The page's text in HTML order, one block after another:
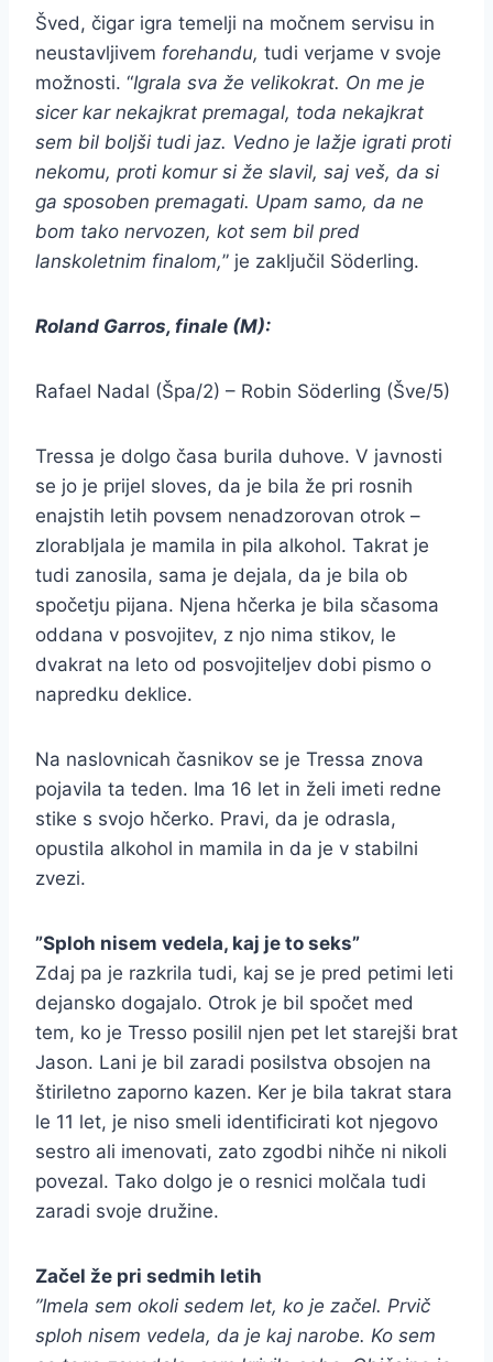
Šved, čigar igra temelji na močnem servisu in
neustavljivem forehandu, tudi verjame v svoje
možnosti. “Igrala sva že velikokrat. On me je
sicer kar nekajkrat premagal, toda nekajkrat
sem bil boljši tudi jaz. Vedno je lažje igrati proti
nekomu, proti komur si že slavil, saj veš, da si
ga sposoben premagati. Upam samo, da ne
bom tako nervozen, kot sem bil pred
lanskoletnim finalom,” je zaključil Söderling.
Roland Garros, finale (M):
Rafael Nadal (Špa/2) – Robin Söderling (Šve/5)
Tressa je dolgo časa burila duhove. V javnosti
se jo je prijel sloves, da je bila že pri rosnih
enajstih letih povsem nenadzorovan otrok –
zlorabljala je mamila in pila alkohol. Takrat je
tudi zanosila, sama je dejala, da je bila ob
spočetju pijana. Njena hčerka je bila sčasoma
oddana v posvojitev, z njo nima stikov, le
dvakrat na leto od posvojiteljev dobi pismo o
napredku deklice.
Na naslovnicah časnikov se je Tressa znova
pojavila ta teden. Ima 16 let in želi imeti redne
stike s svojo hčerko. Pravi, da je odrasla,
opustila alkohol in mamila in da je v stabilni
zvezi.
”Sploh nisem vedela, kaj je to seks”
Zdaj pa je razkrila tudi, kaj se je pred petimi leti
dejansko dogajalo. Otrok je bil spočet med
tem, ko je Tresso posilil njen pet let starejši brat
Jason. Lani je bil zaradi posilstva obsojen na
štiriletno zaporno kazen. Ker je bila takrat stara
le 11 let, je niso smeli identificirati kot njegovo
sestro ali imenovati, zato zgodbi nihče ni nikoli
povezal. Tako dolgo je o resnici molčala tudi
zaradi svoje družine.
Začel že pri sedmih letih
”Imela sem okoli sedem let, ko je začel. Prvič
sploh nisem vedela, da je kaj narobe. Ko sem